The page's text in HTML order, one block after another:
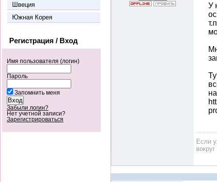
Швеция
Южная Корея
Регистрация / Вход
Имя пользователя (логин)
Пароль
Запомнить меня
Забыли логин?
Нет учетной записи?
Зарегистрироваться
У
Если